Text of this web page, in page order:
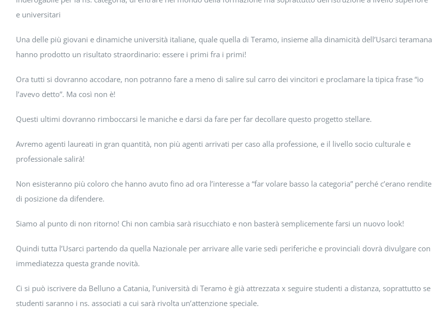
e universitari
Una delle più giovani e dinamiche università italiane, quale quella di Teramo, insieme alla dinamicità dell’Usarci teramana
hanno prodotto un risultato straordinario: essere i primi fra i primi!
Ora tutti si dovranno accodare, non potranno fare a meno di salire sul carro dei vincitori e proclamare la tipica frase “io
l’avevo detto”. Ma così non è!
Questi ultimi dovranno rimboccarsi le maniche e darsi da fare per far decollare questo progetto stellare.
Avremo agenti laureati in gran quantità, non più agenti arrivati per caso alla professione, e il livello socio culturale e
professionale salirà!
Non esisteranno più coloro che hanno avuto fino ad ora l’interesse a “far volare basso la categoria” perché c’erano rendite
di posizione da difendere.
Siamo al punto di non ritorno! Chi non cambia sarà risucchiato e non basterà semplicemente farsi un nuovo look!
Quindi tutta l’Usarci partendo da quella Nazionale per arrivare alle varie sedi periferiche e provinciali dovrà divulgare con
immediatezza questa grande novità.
Ci si può iscrivere da Belluno a Catania, l’università di Teramo è già attrezzata x seguire studenti a distanza, soprattutto se
studenti saranno i ns. associati a cui sarà rivolta un’attenzione speciale.